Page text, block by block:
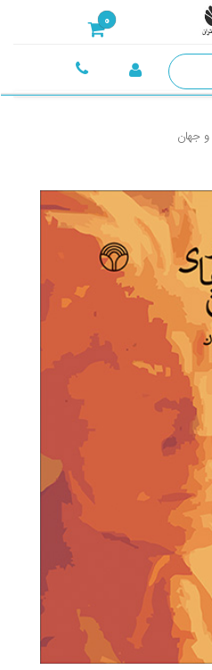
0
و جهان